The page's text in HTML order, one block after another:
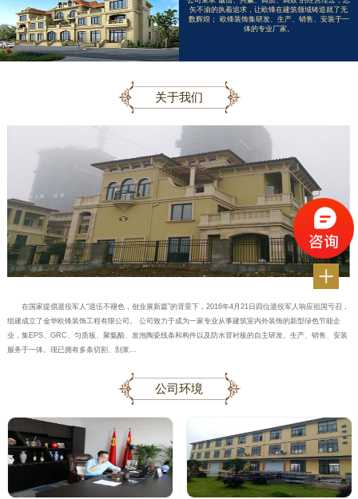
矢不渝的执着追求，让欧锋在建筑领域铸造就了无
数辉煌； 欧锋装饰集研发、生产、销售、安装于一
体的专业厂家。
关于我们
在国家提倡退役军人“退伍不褪色，创业展新篇”的背景下，2016年4月21日四位退役军人响应祖国亏召，
组建成立了金华欧锋装饰工程有限公司。 公司致力于成为一家专业从事建筑室内外装饰的新型绿色节能企
业，集EPS、GRC、匀质板、聚氨酯、发泡陶瓷线条和构件以及防水背衬板的自主研发、生产、销售、安装
服务于一体。现已拥有多条切割、刮浆...
公司环境